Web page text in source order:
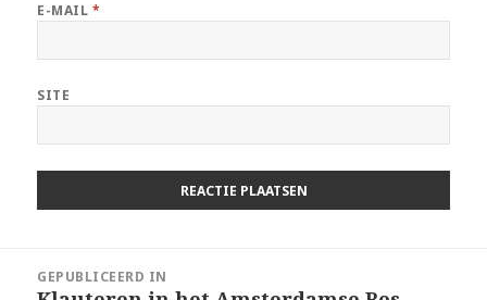
E-MAIL *
SITE
GEPUBLICEERD IN